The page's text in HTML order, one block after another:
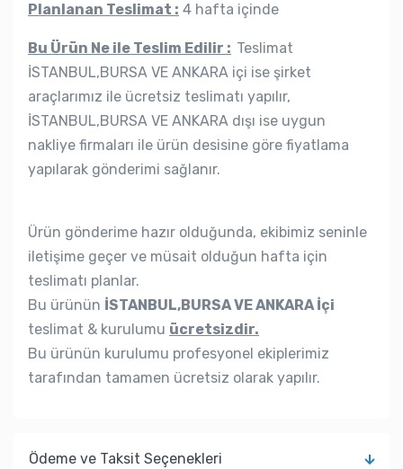
Planlanan Teslimat : 4 hafta içinde
Bu Ürün Ne ile Teslim Edilir : Teslimat
İSTANBUL,BURSA VE ANKARA içi ise şirket
araçlarımız ile ücretsiz teslimatı yapılır,
İSTANBUL,BURSA VE ANKARA dışı ise uygun
nakliye firmaları ile ürün desisine göre fiyatlama
yapılarak gönderimi sağlanır.
Ürün gönderime hazır olduğunda, ekibimiz seninle
iletişime geçer ve müsait olduğun hafta için
teslimatı planlar.
Bu ürünün İSTANBUL,BURSA VE ANKARA İçi
teslimat & kurulumu ücretsizdir.
Bu ürünün kurulumu profesyonel ekiplerimiz
tarafından tamamen ücretsiz olarak yapılır.
Ödeme ve Taksit Seçenekleri